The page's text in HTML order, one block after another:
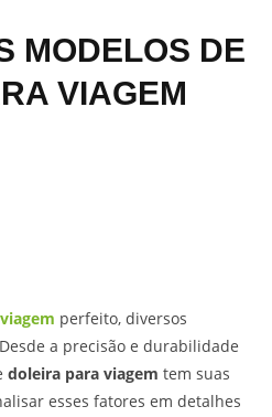
MODELOS DE
VIAGEM
perfeito, diversos
a precisão e durabilidade
doleira para viagem tem suas
esses fatores em detalhes